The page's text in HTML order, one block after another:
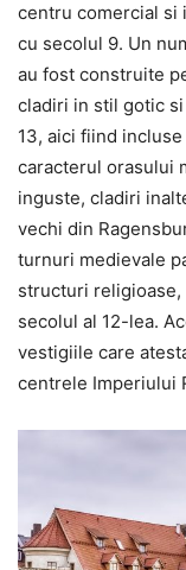
centru comercial si
cu secolul 9. Un
au fost construite
cladiri in stil gotic
13, aici fiind
caracterul orasului
inguste, cladiri
vechi din
turnuri medievale
structuri religioase,
secolul al 12-lea.
vestigiile care
centrele Imperiului